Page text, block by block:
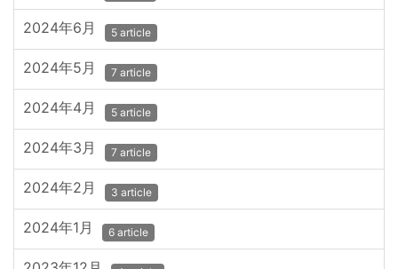
2024年6月 5 article
2024年5月 7 article
2024年4月 5 article
2024年3月 7 article
2024年2月 3 article
2024年1月 6 article